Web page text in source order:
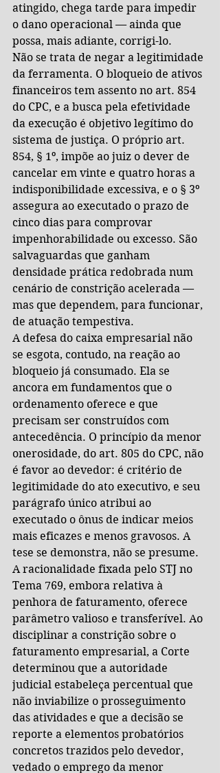
atingido, chega tarde para impedir
o dano operacional — ainda que
possa, mais adiante, corrigi-lo.
Não se trata de negar a legitimidade
da ferramenta. O bloqueio de ativos
financeiros tem assento no art. 854
do CPC, e a busca pela efetividade
da execução é objetivo legítimo do
sistema de justiça. O próprio art.
854, § 1º, impõe ao juiz o dever de
cancelar em vinte e quatro horas a
indisponibilidade excessiva, e o § 3º
assegura ao executado o prazo de
cinco dias para comprovar
impenhorabilidade ou excesso. São
salvaguardas que ganham
densidade prática redobrada num
cenário de constrição acelerada —
mas que dependem, para funcionar,
de atuação tempestiva.
A defesa do caixa empresarial não
se esgota, contudo, na reação ao
bloqueio já consumado. Ela se
ancora em fundamentos que o
ordenamento oferece e que
precisam ser construídos com
antecedência. O princípio da menor
onerosidade, do art. 805 do CPC, não
é favor ao devedor: é critério de
legitimidade do ato executivo, e seu
parágrafo único atribui ao
executado o ônus de indicar meios
mais eficazes e menos gravosos. A
tese se demonstra, não se presume.
A racionalidade fixada pelo STJ no
Tema 769, embora relativa à
penhora de faturamento, oferece
parâmetro valioso e transferível. Ao
disciplinar a constrição sobre o
faturamento empresarial, a Corte
determinou que a autoridade
judicial estabeleça percentual que
não inviabilize o prosseguimento
das atividades e que a decisão se
reporte a elementos probatórios
concretos trazidos pelo devedor,
vedado o emprego da menor